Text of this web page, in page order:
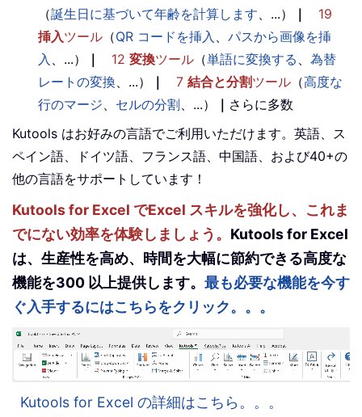
（誕生日に基づいて年齢を計算します 、...） ｜
19
挿入ツール （QR コードを挿入
パスから画像を挿
入
、...） ｜ 12 変換ツール （単語に変換する
為替
レートの変換 、...） ｜ 7 結合と分割ツール （高度な
行のマージ
セルの分割 、...） ｜ さらに多数
Kutools はお好みの言語でご利用いただけます。英語、ス
ペイン語、ドイツ語、フランス語、中国語、および40+の
他の言語をサポートしています！
Kutools for Excel でExcel スキルを強化し、これま
でにない効率を体験しましょう。 Kutools for Excel
は、生産性を高め、時間を大幅に節約できる高度な
機能を300 以上提供します。 最も必要な機能を今す
ぐ入手するにはこちらをクリック。。。
Kutools for Excel の詳細はこちら。。。